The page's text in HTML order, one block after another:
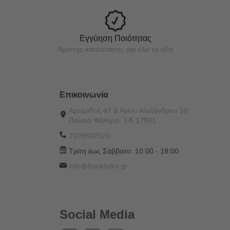
Εγγύηση Ποιότητας
Άριστης κατάστασης για όλα τα είδη
Επικοινωνία
Αρτέμιδος 47 & Αγίου Αλεξάνδρου 58
Παλαιό Φάληρο, Τ.Κ.17561
2109802520
Τρίτη έως Σάββατο: 10:00 - 18:00
info@booktalks.gr
Social Media